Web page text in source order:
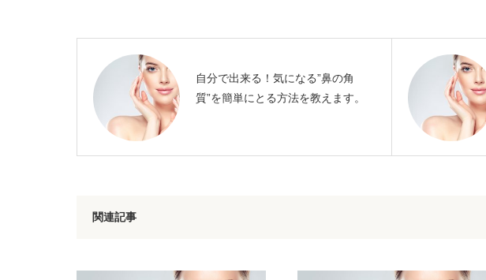
自分で出来る！気になる”鼻の角
質”を簡単にとる方法を教えます。
関連記事